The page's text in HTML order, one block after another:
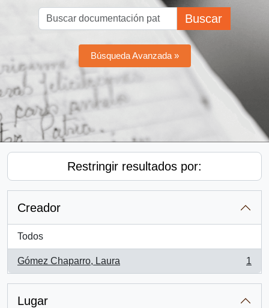
Buscar
Búsqueda Avanzada »
Restringir resultados por:
Creador
Todos
Gómez Chaparro, Laura
, 1 resultados
1
Lugar